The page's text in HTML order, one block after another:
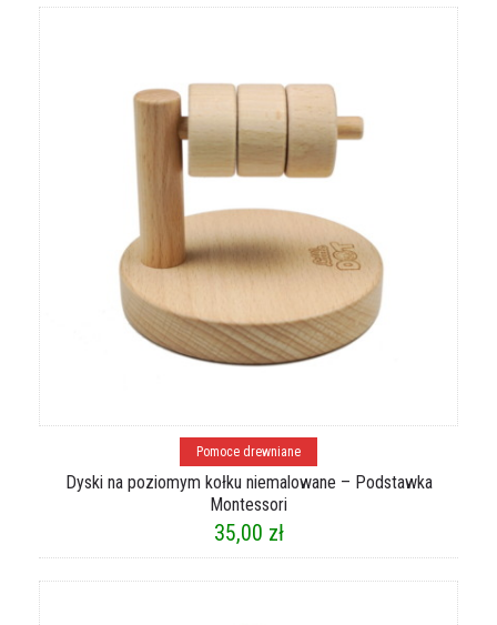
Dodaj do koszyka
Pomoce drewniane
Dyski na poziomym kołku niemalowane – Podstawka
Montessori
35,00 zł